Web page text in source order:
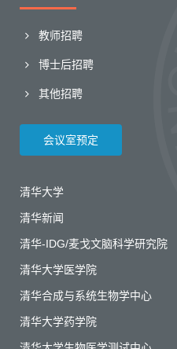
教师招聘
博士后招聘
其他招聘
会议室预定
清华大学
清华新闻
清华-IDG/麦戈文脑科学研究院
清华大学医学院
清华合成与系统生物学中心
清华大学药学院